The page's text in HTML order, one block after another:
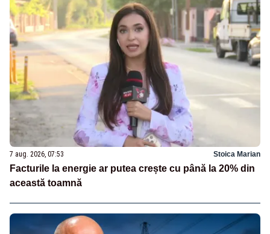
7 aug. 2026, 07:53 Stoica Marian
Facturile la energie ar putea crește cu până la 20% din
această toamnă